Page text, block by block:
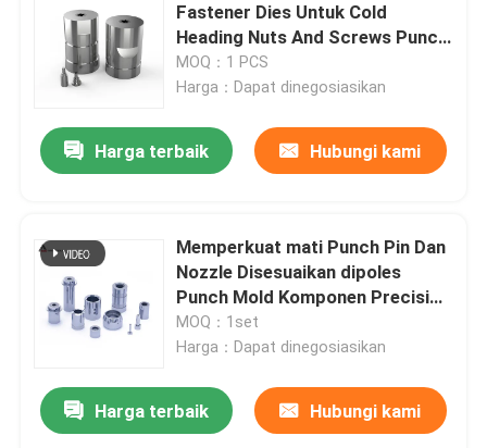
Produk
Tampilan VR
Tentang kita
Fastener Dies Untuk Cold
Heading Nuts And Screws Punch
Mold Components untuk
Fastening Industry
MOQ：1 PCS
Harga：Dapat dinegosiasikan
Harga terbaik Hubungi kami
Memperkuat mati Punch Pin Dan
Nozzle Disesuaikan dipoles
Punch Mold Komponen Precision
Mold Komponen
MOQ：1set
Harga：Dapat dinegosiasikan
Harga terbaik Hubungi kami